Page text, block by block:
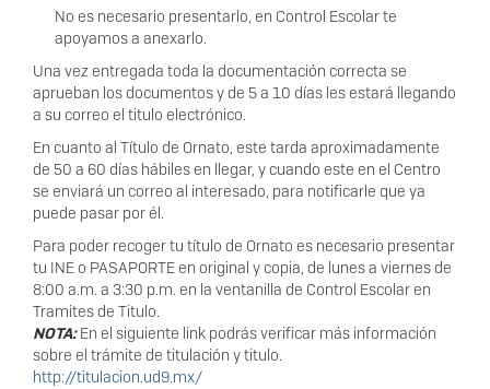
No es necesario presentarlo, en Control Escolar te
apoyamos a anexarlo.
Una vez entregada toda la documentación correcta se
aprueban los documentos y de 5 a 10 días les estará llegando
a su correo el titulo electrónico.
En cuanto al Título de Ornato, este tarda aproximadamente
de 50 a 60 días hábiles en llegar, y cuando este en el Centro
se enviará un correo al interesado, para notificarle que ya
puede pasar por él.
Para poder recoger tu título de Ornato es necesario presentar
tu INE o PASAPORTE en original y copia, de lunes a viernes de
8:00 a.m. a 3:30 p.m. en la ventanilla de Control Escolar en
Tramites de Titulo.
NOTA:En el siguiente link podrás verificar más información
sobre el trámite de titulación y titulo.
http://titulacion.ud9.mx/